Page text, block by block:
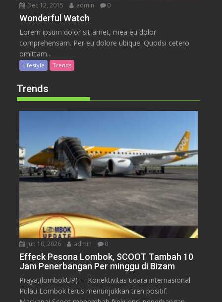
Dec 12, 2015 admin 0
Wonderful Watch
Lorem ipsum dolor sit amet, mea eu dolor
comprehensam. Per eu dolore ubique. Quodsi cetero
omittam...
Lifestyle Trends
Trends
Jun 10, 2026 admin 0
Effeck Pesona Lombok, SCOOT Tambah 10
Jam Penerbangan Per minggu di Bizam
Praya,(lombokUP) – Konektivitas udara internasional
Pulau Lombok terus menunjukkan tren positif.